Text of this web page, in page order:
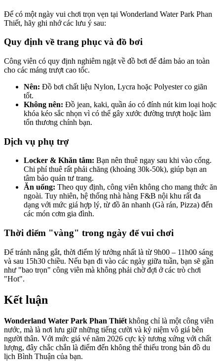
Để có một ngày vui chơi trọn vẹn tại Wonderland Water Park Phan
Thiết, hãy ghi nhớ các lưu ý sau:
Quy định về trang phục và đồ bơi
Công viên có quy định nghiêm ngặt về đồ bơi để đảm bảo an toàn
cho các máng trượt cao tốc.
Nên: Đồ bơi chất liệu Nylon, Lycra hoặc Polyester co giãn
tốt.
Không nên: Đồ jean, kaki, quần áo có đính nút kim loại hoặc
khóa kéo sắc nhọn vì có thể gây xước đường trượt hoặc làm
tổn thương chính bạn.
Dịch vụ phụ trợ
Locker & Khăn tắm: Bạn nên thuê ngay sau khi vào cổng.
Chi phí thuê rất phải chăng (khoảng 30k-50k), giúp bạn an
tâm bảo quản tư trang.
Ăn uống: Theo quy định, công viên không cho mang thức ăn
ngoài. Tuy nhiên, hệ thống nhà hàng F&B nội khu rất đa
dạng với mức giá hợp lý, từ đồ ăn nhanh (Gà rán, Pizza) đến
các món cơm gia đình.
Thời điểm "vàng" trong ngày để vui chơi
Để tránh nắng gắt, thời điểm lý tưởng nhất là từ 9h00 – 11h00 sáng
và sau 15h30 chiều. Nếu bạn đi vào các ngày giữa tuần, bạn sẽ gần
như "bao trọn" công viên mà không phải chờ đợi ở các trò chơi
"Hot".
Kết luận
Wonderland Water Park Phan Thiết không chỉ là một công viên
nước, mà là nơi lưu giữ những tiếng cười và kỷ niệm vô giá bên
người thân. Với mức giá vé năm 2026 cực kỳ tương xứng với chất
lượng, đây chắc chắn là điểm đến không thể thiếu trong bản đồ du
lịch Bình Thuận của bạn.